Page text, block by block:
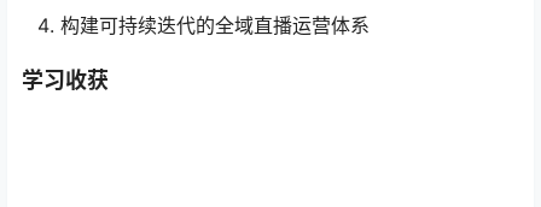
构建可持续迭代的全域直播运营体系
学习收获